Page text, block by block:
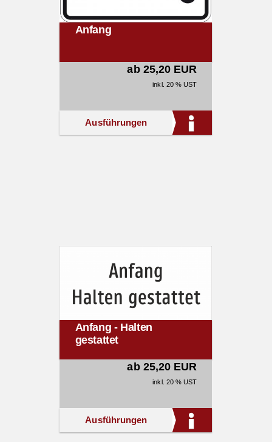
Anfang
ab 25,20 EUR
inkl. 20 % UST
Ausführungen
Anfang - Halten
gestattet
ab 25,20 EUR
inkl. 20 % UST
Ausführungen